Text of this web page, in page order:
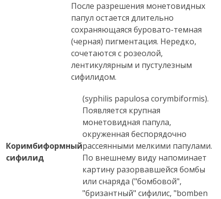
После разрешения монетовидных
папул остается длительно
сохраняющаяся буровато-темная
(черная) пигментация. Нередко,
сочетаются с розеолой,
лентикулярным и пустулезным
сифилидом.
Коримбиформный
сифилид
(syphilis papulosa corymbiformis).
Появляется крупная
монетовидная папула,
окруженная беспорядочно
рассеянными мелкими папулами.
По внешнему виду напоминает
картину разорвавшейся бомбы
или снаряда ("бомбовой",
"бризантный" сифилис, "bomben